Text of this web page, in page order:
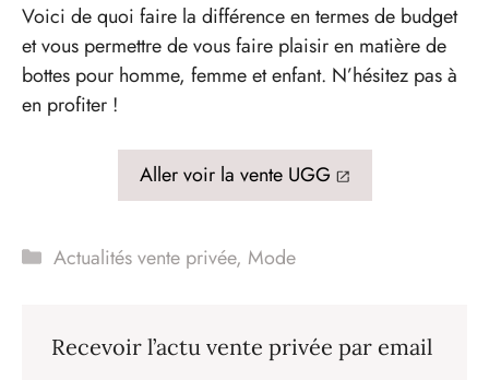
Voici de quoi faire la différence en termes de budget
et vous permettre de vous faire plaisir en matière de
bottes pour homme, femme et enfant. N’hésitez pas à
en profiter !
Aller voir la vente UGG
Catégories
Actualités vente privée, Mode
Recevoir l’actu vente privée par email